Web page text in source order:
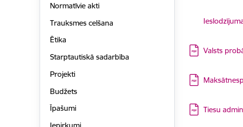
Normatīvie akti
Trauksmes celšana
Ētika
Starptautiskā sadarbība
Projekti
Budžets
Īpašumi
Lejupielādēt:
Lejupielādēt:
Valsts
Lejupielādēt:
Lejupielādēt:
Tiesu